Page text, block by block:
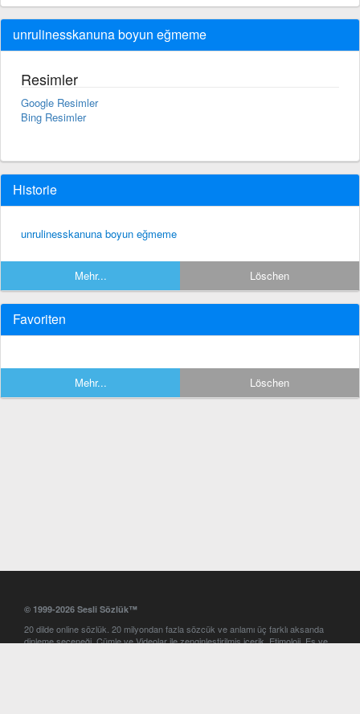
unrulinesskanuna boyun eğmeme
Resimler
Google Resimler
Bing Resimler
Historie
unrulinesskanuna boyun eğmeme
Mehr... Löschen
Favoriten
Mehr... Löschen
© 1999-2026 Sesli Sözlük™
20 dilde online sözlük. 20 milyondan fazla sözcük ve anlamı üç farklı aksanda
dinleme seçeneği. Cümle ve Videolar ile zenginleştirilmiş içerik. Etimoloji, Eş ve